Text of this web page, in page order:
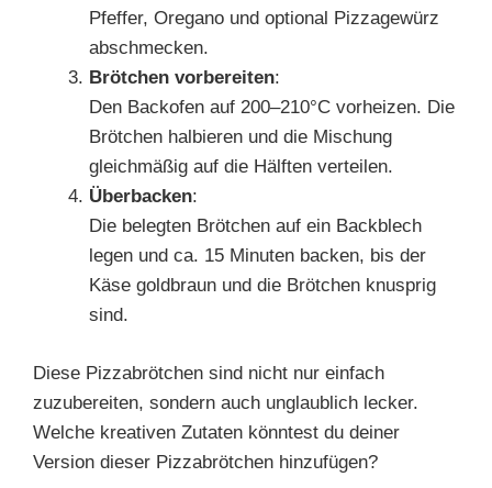
Pfeffer, Oregano und optional Pizzagewürz
abschmecken.
Brötchen vorbereiten:
Den Backofen auf 200–210°C vorheizen. Die
Brötchen halbieren und die Mischung
gleichmäßig auf die Hälften verteilen.
Überbacken:
Die belegten Brötchen auf ein Backblech
legen und ca. 15 Minuten backen, bis der
Käse goldbraun und die Brötchen knusprig
sind.
Diese Pizzabrötchen sind nicht nur einfach
zuzubereiten, sondern auch unglaublich lecker.
Welche kreativen Zutaten könntest du deiner
Version dieser Pizzabrötchen hinzufügen?